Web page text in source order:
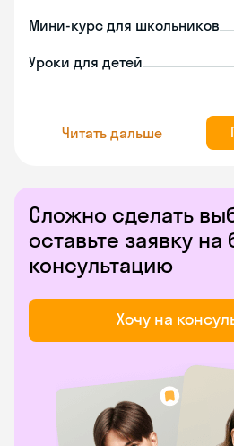
Мини-курс для школьников
Уроки для детей
Читать дальше
Сложно сделать
оставьте заявку
консультацию
Хочу на